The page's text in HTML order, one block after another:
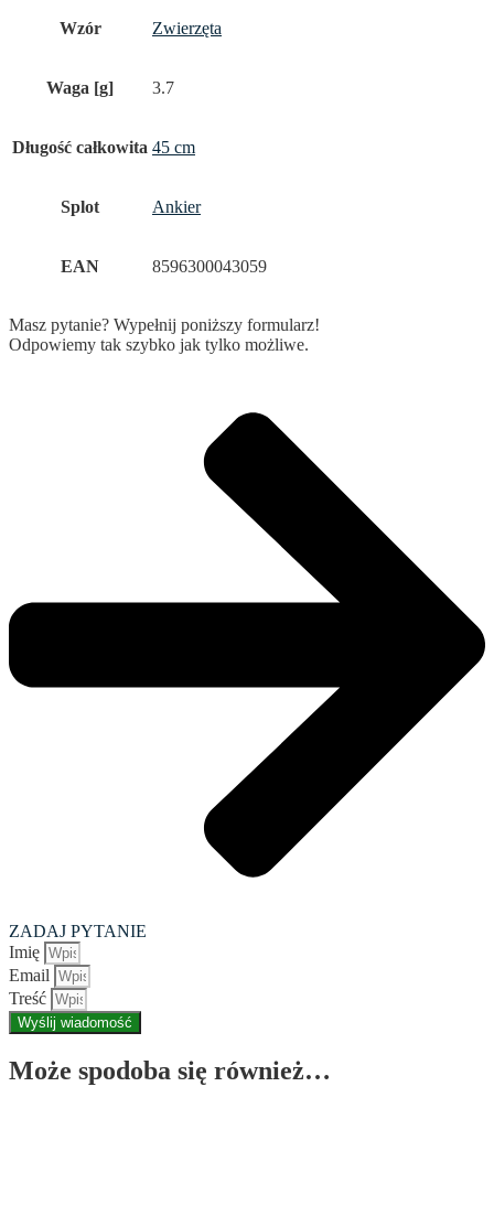
Wzór Zwierzęta
Waga [g] 3.7
Długość całkowita 45 cm
Splot Ankier
EAN 8596300043059
Masz pytanie? Wypełnij poniższy formularz!
Odpowiemy tak szybko jak tylko możliwe.
ZADAJ PYTANIE
Imię
Email
Treść
Wyślij wiadomość
Może spodoba się również…